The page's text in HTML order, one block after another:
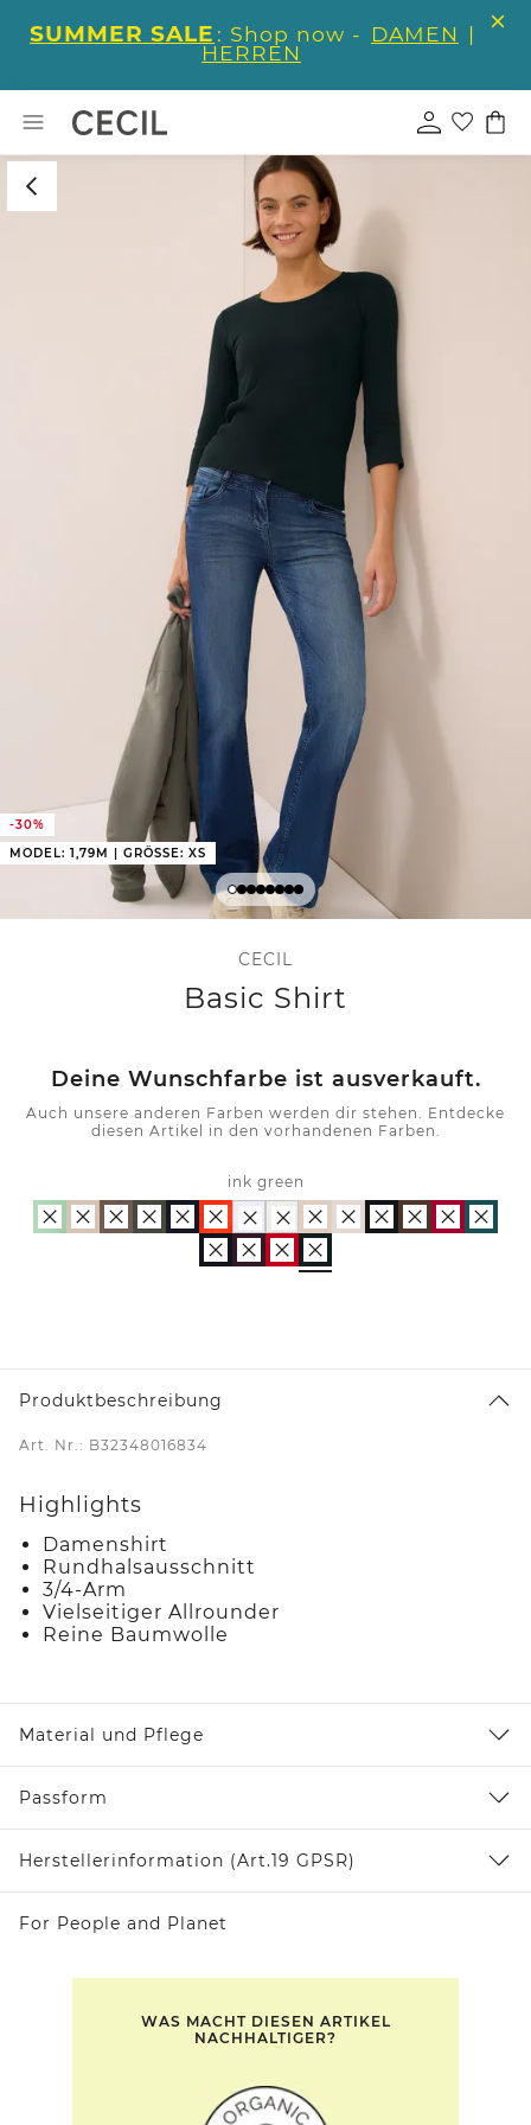
SUMMER SALE : Shop now - DAMEN |
HERREN
-30%
MODEL: 1,79M | GRÖSSE: XS
CECIL
Basic Shirt
Deine Wunschfarbe ist ausverkauft.
Auch unsere anderen Farben werden dir stehen. Entdecke
diesen Artikel in den vorhandenen Farben.
ink green
Produktbeschreibung
Art. Nr.: B32348016834
Highlights
Damenshirt
Rundhalsausschnitt
3/4-Arm
Vielseitiger Allrounder
Reine Baumwolle
Material und Pflege
Passform
Herstellerinformation (Art.19 GPSR)
For People and Planet
WAS MACHT DIESEN ARTIKEL
NACHHALTIGER?